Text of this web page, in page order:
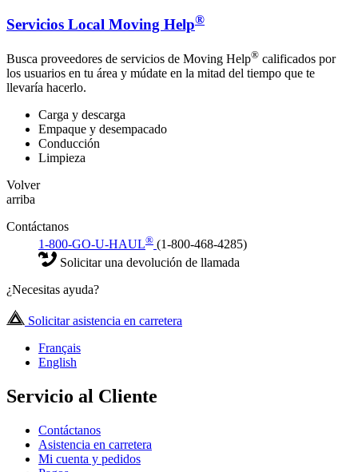
Servicios Local Moving Help®
Busca proveedores de servicios de Moving Help® calificados por
los usuarios en tu área y múdate en la mitad del tiempo que te
llevaría hacerlo.
Carga y descarga
Empaque y desempacado
Conducción
Limpieza
Volver
arriba
Contáctanos
1-800-GO-U-HAUL® (1-800-468-4285)
Solicitar una devolución de llamada
¿Necesitas ayuda?
Solicitar asistencia en carretera
Français
English
Servicio al Cliente
Contáctanos
Asistencia en carretera
Mi cuenta y pedidos